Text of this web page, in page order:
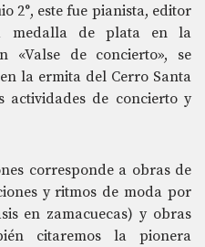
2°, este fue pianista, editor
medalla de plata en la
«Valse de concierto», se
la ermita del Cerro Santa
actividades de concierto y
corresponde a obras de
y ritmos de moda por
en zamacuecas) y obras
citaremos la pionera